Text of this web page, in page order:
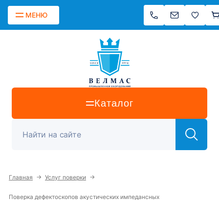
МЕНЮ
Каталог
Главная → Услуг поверки →
Поверка дефектоскопов акустических импедансных